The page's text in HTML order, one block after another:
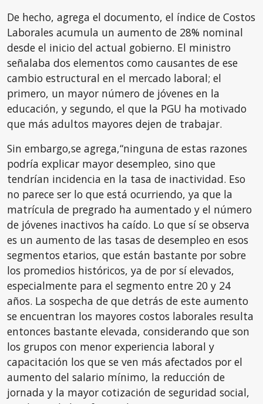
De hecho, agrega el documento, el índice de Costos
Laborales acumula un aumento de 28% nominal
desde el inicio del actual gobierno. El ministro
señalaba dos elementos como causantes de ese
cambio estructural en el mercado laboral; el
primero, un mayor número de jóvenes en la
educación, y segundo, el que la PGU ha motivado
que más adultos mayores dejen de trabajar.
Sin embargo,se agrega,“ninguna de estas razones
podría explicar mayor desempleo, sino que
tendrían incidencia en la tasa de inactividad. Eso
no parece ser lo que está ocurriendo, ya que la
matrícula de pregrado ha aumentado y el número
de jóvenes inactivos ha caído. Lo que sí se observa
es un aumento de las tasas de desempleo en esos
segmentos etarios, que están bastante por sobre
los promedios históricos, ya de por sí elevados,
especialmente para el segmento entre 20 y 24
años. La sospecha de que detrás de este aumento
se encuentran los mayores costos laborales resulta
entonces bastante elevada, considerando que son
los grupos con menor experiencia laboral y
capacitación los que se ven más afectados por el
aumento del salario mínimo, la reducción de
jornada y la mayor cotización de seguridad social,